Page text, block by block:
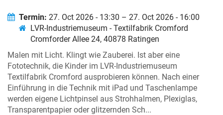
Termin: 27. Oct 2026 - 13:30 – 27. Oct 2026 - 16:00
LVR-Industriemuseum - Textilfabrik Cromford
Cromforder Allee 24, 40878 Ratingen
Malen mit Licht. Klingt wie Zauberei. Ist aber eine
Fototechnik, die Kinder im LVR-Industriemuseum
Textilfabrik Cromford ausprobieren können. Nach einer
Einführung in die Technik mit iPad und Taschenlampe
werden eigene Lichtpinsel aus Strohhalmen, Plexiglas,
Transparentpapier oder glitzernden Sch...